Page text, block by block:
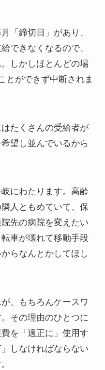
「締切日」があり、
できなくなるので、
しかしほとんどの場
とができず中断されま
たくさんの受給者が
望し並んでいるから
にわたります。高齢
人ともめていて、保
先の病院を変えたい
車が壊れて移動手段
らなんとかしてほし
、もちろんケースワ
その理由のひとつに
を「適正に」使用す
しなければならない